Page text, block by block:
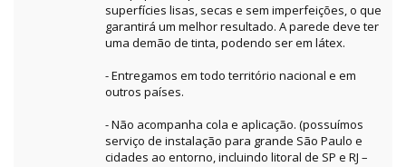
superfícies lisas, secas e sem imperfeições, o que
garantirá um melhor resultado. A parede deve ter
uma demão de tinta, podendo ser em látex.
- Entregamos em todo território nacional e em
outros países.
- Não acompanha cola e aplicação. (possuímos
serviço de instalação para grande São Paulo e
cidades ao entorno, incluindo litoral de SP e RJ –